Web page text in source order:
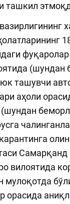
ташкил
(шундан
ташувчи
аҳоли
Самарқанд
вилоятида
мулоқотда
орасида